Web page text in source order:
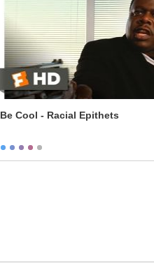
Be Cool - Racial Epithets